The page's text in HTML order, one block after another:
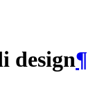
design¶